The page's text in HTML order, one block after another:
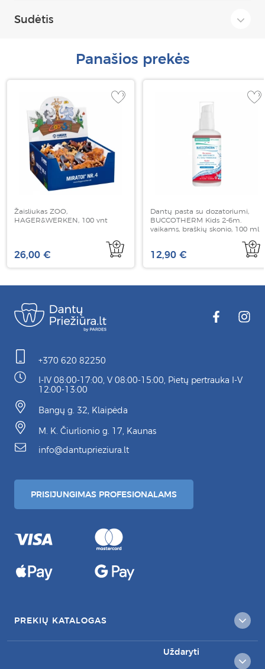
Uždaryti
Sudėtis
Panašios prekės
Žaisliukas ZOO,
HAGER&WERKEN, 100 vnt
26,00 €
Dantų pasta su dozatoriumi,
BUCCOTHERM Kids 2-6m.
vaikams, braškių skonio, 100 ml
12,90 €
+370 620 82250
I-IV 08:00-17:00, V 08:00-15:00, Pietų pertrauka I-V
12:00-13:00
Bangų g. 32, Klaipėda
M. K. Čiurlionio g. 17, Kaunas
info@dantuprieziura.lt
PRISIJUNGIMAS PROFESIONALAMS
PREKIŲ KATALOGAS